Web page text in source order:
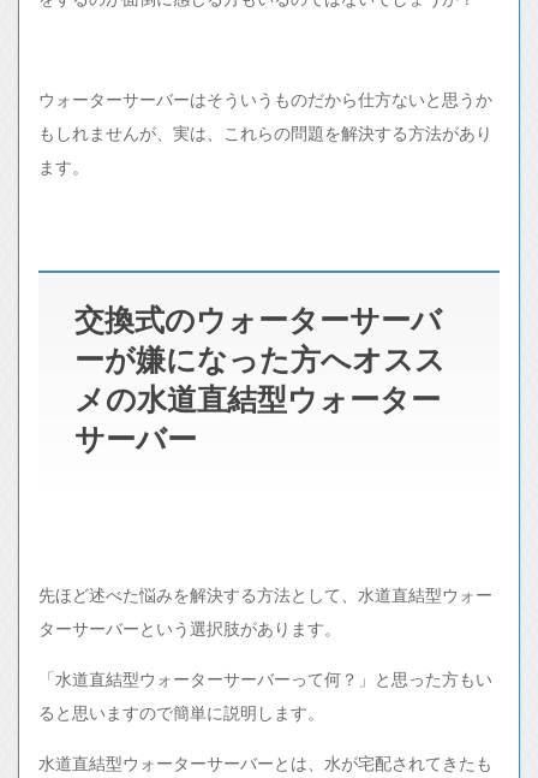
ウォーターサーバーはそういうものだから仕方ないと思うか
もしれませんが、実は、これらの問題を解決する方法があり
ます。
交換式のウォーターサーバ
ーが嫌になった方へオスス
メの水道直結型ウォーター
サーバー
先ほど述べた悩みを解決する方法として、水道直結型ウォー
ターサーバーという選択肢があります。
「水道直結型ウォーターサーバーって何？」と思った方もい
ると思いますので簡単に説明します。
水道直結型ウォーターサーバーとは、水が宅配されてきたも